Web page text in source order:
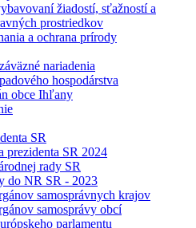
žiadostí, sťažností a
prostriedkov
a ochrana prírody
nariadenia
hospodárstva
obce Ihľany
SR
prezidenta SR 2024
rady SR
do NR SR - 2023
samosprávnych krajov
samosprávy obcí
parlamentu